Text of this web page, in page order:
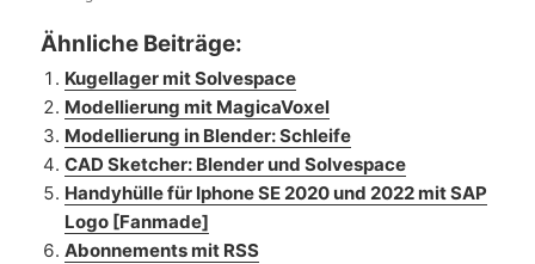
Ähnliche Beiträge:
Kugellager mit Solvespace
Modellierung mit MagicaVoxel
Modellierung in Blender: Schleife
CAD Sketcher: Blender und Solvespace
Handyhülle für Iphone SE 2020 und 2022 mit SAP
Logo [Fanmade]
Abonnements mit RSS